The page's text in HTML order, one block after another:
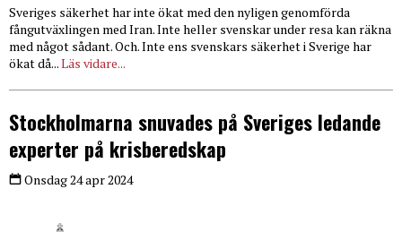
Sveriges säkerhet har inte ökat med den nyligen genomförda
fångutväxlingen med Iran. Inte heller svenskar under resa kan räkna
med något sådant. Och. Inte ens svenskars säkerhet i Sverige har
ökat då...Läs vidare...
Stockholmarna snuvades på Sveriges ledande
experter på krisberedskap
Onsdag 24 apr 2024